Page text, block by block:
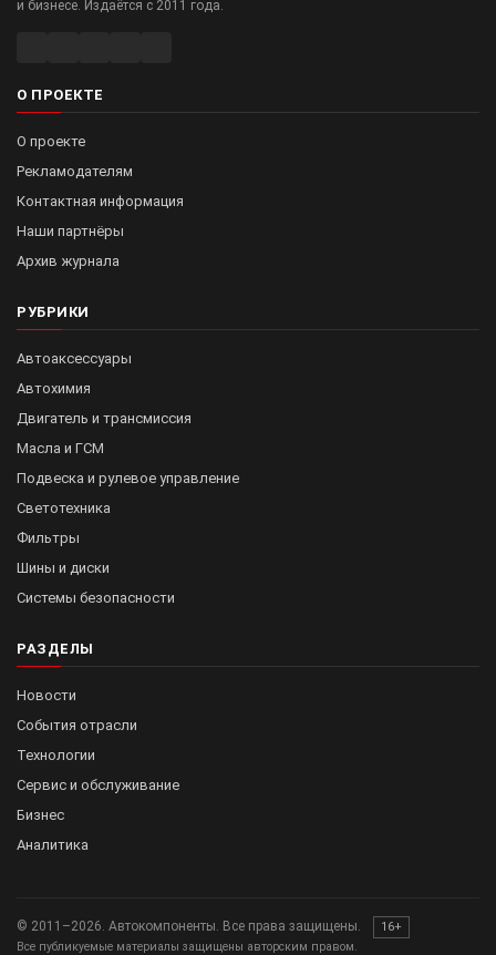
и бизнесе. Издаётся с 2011 года.
О ПРОЕКТЕ
О проекте
Рекламодателям
Контактная информация
Наши партнёры
Архив журнала
РУБРИКИ
Автоаксессуары
Автохимия
Двигатель и трансмиссия
Масла и ГСМ
Подвеска и рулевое управление
Светотехника
Фильтры
Шины и диски
Системы безопасности
РАЗДЕЛЫ
Новости
События отрасли
Технологии
Сервис и обслуживание
Бизнес
Аналитика
© 2011–2026. Автокомпоненты. Все права защищены.
16+
Все публикуемые материалы защищены авторским правом.